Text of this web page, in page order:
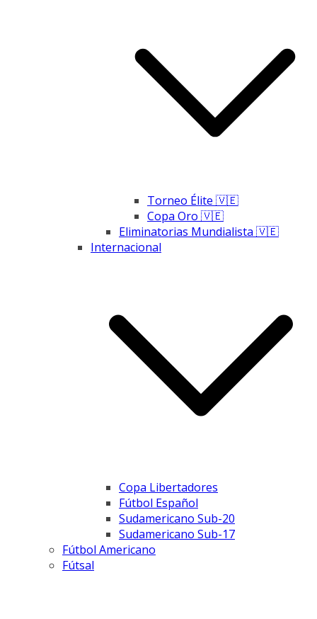
Torneo Élite 🇻🇪
Copa Oro 🇻🇪
Eliminatorias Mundialista 🇻🇪
Internacional
Copa Libertadores
Fútbol Español
Sudamericano Sub-20
Sudamericano Sub-17
Fútbol Americano
Fútsal